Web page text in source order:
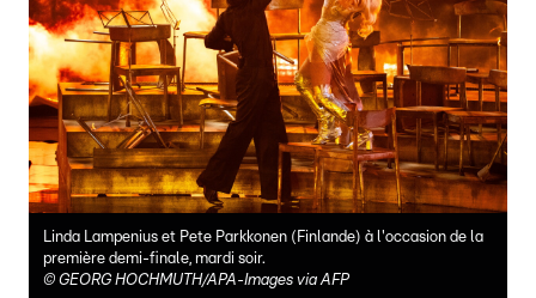
Linda Lampenius et Pete Parkkonen (Finlande) à l'occasion de la
première demi-finale, mardi soir.
© GEORG HOCHMUTH/APA-Images via AFP